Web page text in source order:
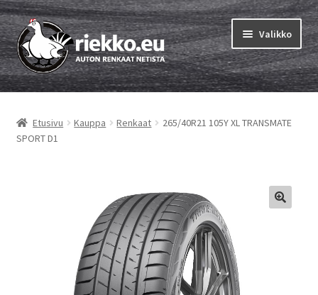
Siirry
navigointiin
Siirry
sisältöön
Valikko
Etusivu
Vinkit & ohjeet
Etusivu Kauppa Renkaat
265/40R21 105Y XL TRANSMATE
SPORT D1